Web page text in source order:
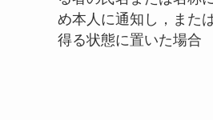
め本人に通知し，また
得る状態に置いた場合